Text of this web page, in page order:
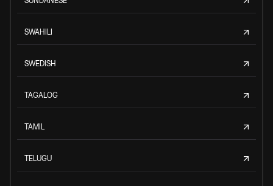
SWAHILI
SWEDISH
TAGALOG
TAMIL
TELUGU